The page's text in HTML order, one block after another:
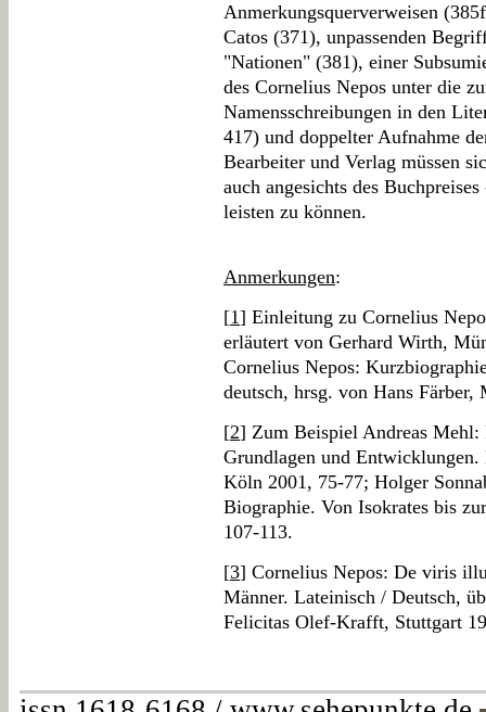
Anmerkungsquerverweisen
Catos (371), unpassenden
"Nationen" (381), einer
des Cornelius Nepos unter die
Namensschreibungen in den
417) und doppelter Aufnahme
Bearbeiter und Verlag müssen
auch angesichts des
leisten zu können.
Anmerkungen:
[1] Einleitung zu Cornelius
erläutert von Gerhard Wirth,
Cornelius Nepos:
deutsch, hrsg. von Hans Färber,
[2] Zum Beispiel Andreas Mehl:
Grundlagen und
Köln 2001, 75-77; Holger
Biographie. Von Isokrates bis
107-113.
[3] Cornelius Nepos: De viris
Männer. Lateinisch / Deutsch,
Felicitas Olef-Krafft, Stuttgart